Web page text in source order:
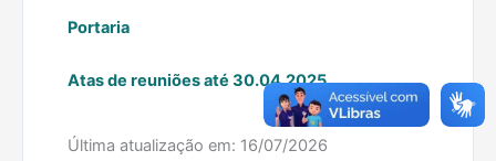
Portaria
Atas de reuniões até 30.04.2025
Atas de reuniões a partir de 01.05.2025
Última atualização em: 16/07/2026